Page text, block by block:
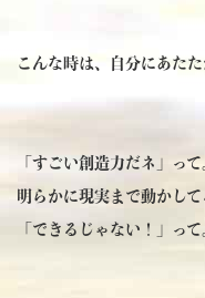
こんな時は、自分にあた
「すごい創造力だネ」って
明らかに現実まで動かして
「できるじゃない！」って